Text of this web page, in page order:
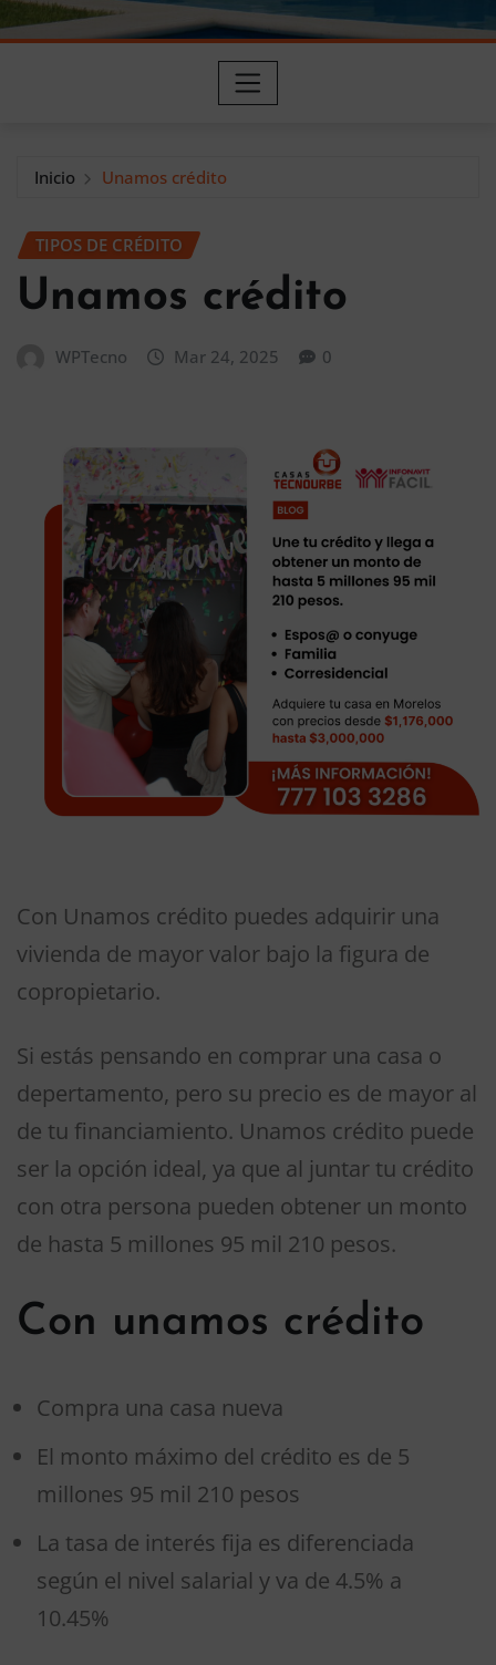
Inicio Unamos crédito
TIPOS DE CRÉDITO
Unamos crédito
WPTecno Mar 24, 2025 0
Con Unamos crédito puedes adquirir una
vivienda de mayor valor bajo la figura de
copropietario.
Si estás pensando en comprar una casa o
depertamento, pero su precio es de mayor al
de tu financiamiento. Unamos crédito puede
ser la opción ideal, ya que al juntar tu crédito
con otra persona pueden obtener un monto
de hasta 5 millones 95 mil 210 pesos.
Con unamos crédito
Compra una casa nueva
El monto máximo del crédito es de 5
millones 95 mil 210 pesos
La tasa de interés fija es diferenciada
según el nivel salarial y va de 4.5% a
10.45%